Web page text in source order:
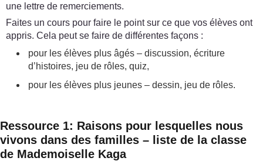
une lettre de remerciements.
Faites un cours pour faire le point sur ce que vos élèves ont
appris. Cela peut se faire de différentes façons :
pour les élèves plus âgés – discussion, écriture
d’histoires, jeu de rôles, quiz,
pour les élèves plus jeunes – dessin, jeu de rôles.
Ressource 1: Raisons pour lesquelles nous
vivons dans des familles – liste de la classe
de Mademoiselle Kaga